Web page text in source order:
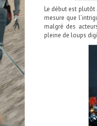
Le début est plutôt
mesure que
malgré des
pleine de loups